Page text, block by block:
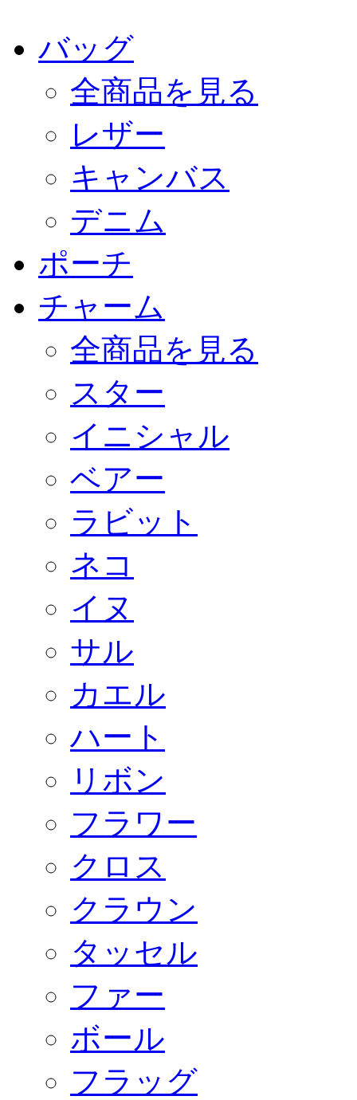
バッグ
全商品を見る
レザー
キャンバス
デニム
ポーチ
チャーム
全商品を見る
スター
イニシャル
ベアー
ラビット
ネコ
イヌ
サル
カエル
ハート
リボン
フラワー
クロス
クラウン
タッセル
ファー
ボール
フラッグ